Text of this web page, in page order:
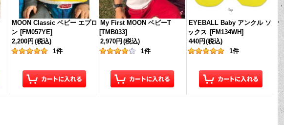
MOON Classic ベビー エプロ
ン [FM057YE]
2,200円 (税込)
1件
My First MOON ベビーT
[TMB033]
2,970円 (税込)
1件
EYEBALL Baby アンクル ソ
ックス [FM134WH]
440円 (税込)
1件